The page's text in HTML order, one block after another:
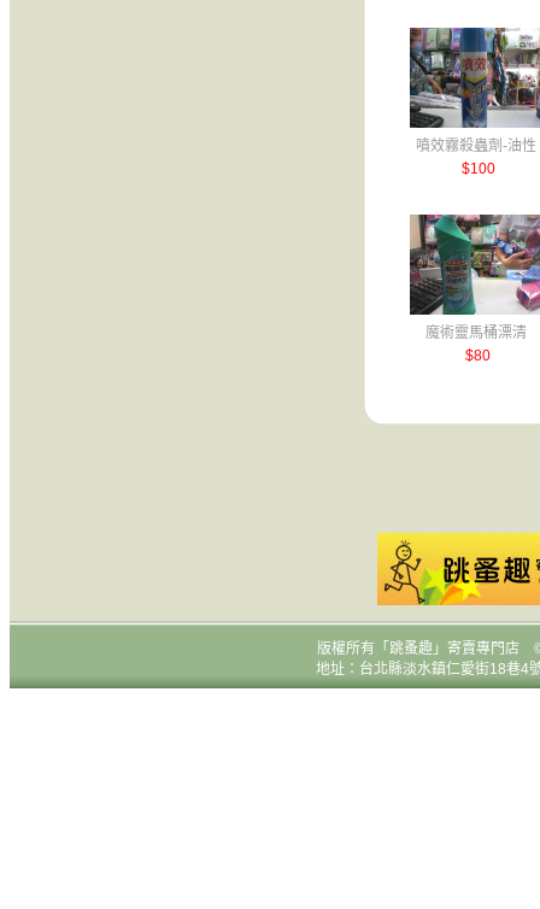
噴效霧殺蟲劑-油性
$100
魔術靈馬桶漂清
$80
版權所有 「跳蚤趣」寄賣專門
地址：台北縣淡水鎮仁愛街18巷